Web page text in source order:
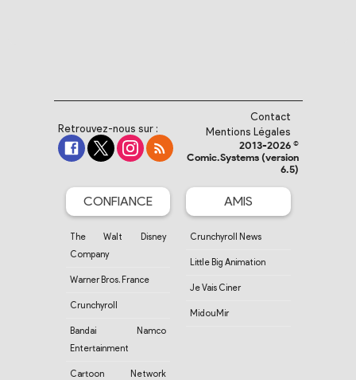
Retrouvez-nous sur :
Contact
Mentions Légales
2013-2026 ©
Comic.Systems (version
6.5)
CONFIANCE
The Walt Disney
Company
Warner Bros. France
Crunchyroll
Bandai Namco
Entertainment
Cartoon Network
AMIS
Crunchyroll News
Little Big Animation
Je Vais Ciner
MidouMir